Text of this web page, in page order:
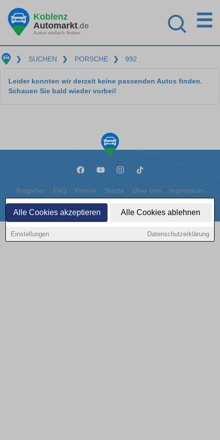
Alle Cookies akzeptieren Alle Cookies ablehnen
Einstellungen Datenschutzerklärung
Koblenz
Automarkt.de
Autos einfach finden
☰
❯ SUCHEN ❯ PORSCHE ❯ 992
Leider konnten wir derzeit keine passenden Autos finden.
Schauen Sie bald wieder vorbei!
Ratgeber FAQ Presse Städte Über Uns Impressum
Datenschutz Cookies
Copyright © 2000 - 2026 | 1A Infosysteme GmbH | Content by: 1a-sites-autos